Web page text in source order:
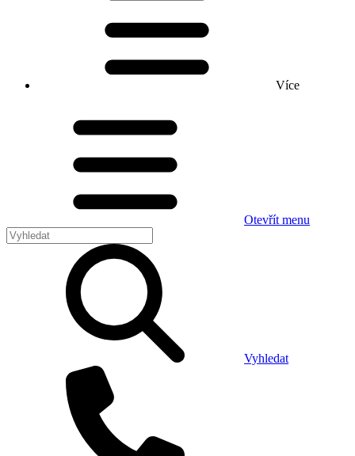
Více
Otevřít menu
Vyhledat